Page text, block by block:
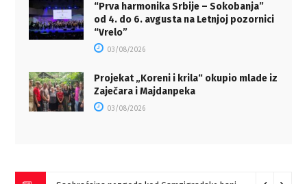
“Prva harmonika Srbije – Sokobanja”
od 4. do 6. avgusta na Letnjoj pozornici
“Vrelo”
03/08/2026
Projekat „Koreni i krila“ okupio mlade iz
Zaječara i Majdanpeka
03/08/2026